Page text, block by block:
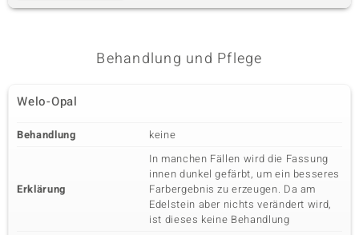
Behandlung und Pflege
Welo-Opal
Behandlung keine
Erklärung
In manchen Fällen wird die Fassung
innen dunkel gefärbt, um ein besseres
Farbergebnis zu erzeugen. Da am
Edelstein aber nichts verändert wird,
ist dieses keine Behandlung